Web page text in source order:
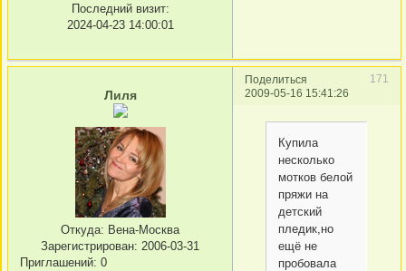
Последний визит:
2024-04-23 14:00:01
Поделиться
171
2009-05-16 15:41:26
Лиля
Откуда: Вена-Москва
Зарегистрирован: 2006-03-31
Приглашений: 0
Купила
несколько
мотков белой
пряжи на
детский
пледик,но
ещё не
пробовала